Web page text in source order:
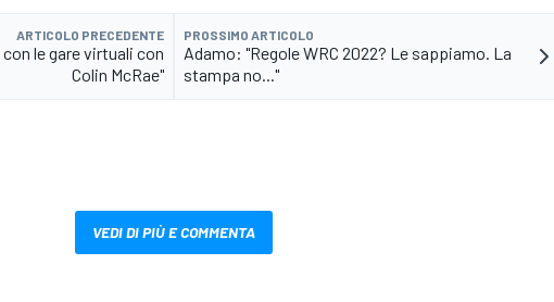
ARTICOLO PRECEDENTE
le gare virtuali con
Colin McRae"
PROSSIMO ARTICOLO
Adamo: "Regole WRC 2022? Le sappiamo. La
stampa no..."
VEDI DI PIÙ E COMMENTA